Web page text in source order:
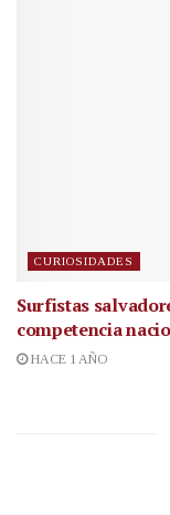
CURIOSIDADES
Surfistas
competencia
HACE 1 AÑO